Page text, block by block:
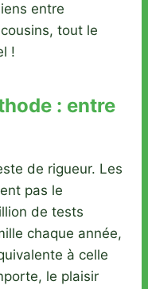
entre
tout le
!
: entre
de rigueur. Les
pas le
de tests
chaque année,
à celle
le plaisir